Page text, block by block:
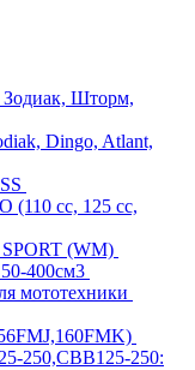
Шторм,
Dingo, Atlant,
(110 сс, 125 cc,
(WM)
400см3
мототехники
250,CBB125-250: